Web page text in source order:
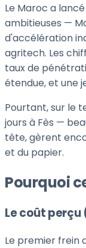
Le Maroc a
ambitieuses —
d'accélération
agritech. Les
taux de
étendue, et une
Pourtant, sur le
jours à Fès —
tête, gèrent
et du papier.
Pourquoi
Le coût
Le premier frein